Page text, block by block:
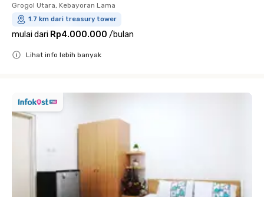
Grogol Utara, Kebayoran Lama
1.7 km dari treasury tower
mulai dari Rp4.000.000 /bulan
Lihat info lebih banyak